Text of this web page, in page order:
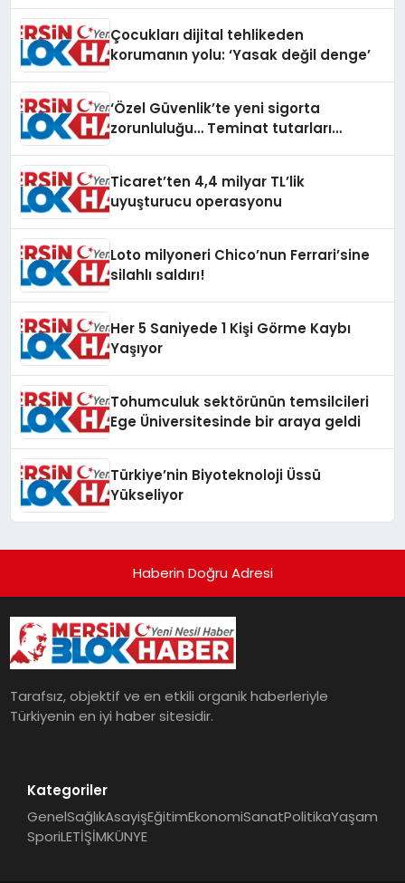
Çocukları dijital tehlikeden
korumanın yolu: ‘Yasak değil denge’
‘Özel Güvenlik’te yeni sigorta
zorunluluğu… Teminat tutarları
Ticaret’ten 4,4 milyar TL’lik
uyuşturucu operasyonu
Loto milyoneri Chico’nun Ferrari’sine
silahlı saldırı!
Her 5 Saniyede 1 Kişi Görme Kaybı
Yaşıyor
Tohumculuk sektörünün temsilcileri
Ege Üniversitesinde bir araya geldi
Türkiye’nin Biyoteknoloji Üssü
Yükseliyor
Haberin Doğru Adresi
Tarafsız, objektif ve en etkili organik haberleriyle
Türkiyenin en iyi haber sitesidir.
Kategoriler
GenelSağlıkAsayişEğitimEkonomiSanatPolitikaYaşam
SporiLETİŞİMKÜNYE